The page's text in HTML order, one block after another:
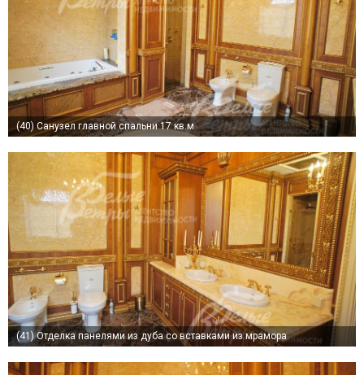
(40)Санузел главной спальни 17 кв.м
(41)Отделка панелями из дуба со вставками из мрамора